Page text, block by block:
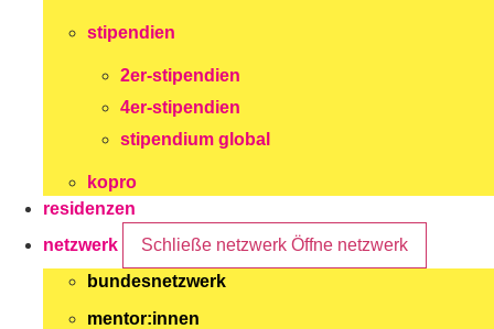
stipendien
2er-stipendien
4er-stipendien
stipendium global
kopro
residenzen
netzwerk
Schließe netzwerk Öffne netzwerk
bundesnetzwerk
mentor:innen